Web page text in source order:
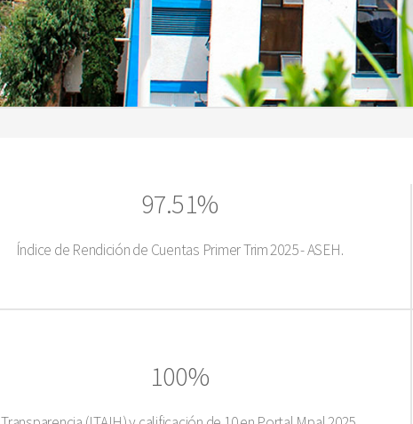
97.51%
Índice de Rendición de Cuentas Primer Trim 2025 - ASEH.
100%